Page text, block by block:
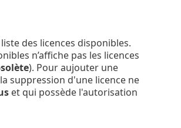
des licences disponibles.
n’affiche pas les licences
). Pour aujouter une
suppression d'une licence ne
et qui possède l'autorisation